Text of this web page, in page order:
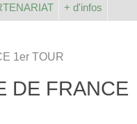
+ d'infos
1er TOUR
DE FRANCE